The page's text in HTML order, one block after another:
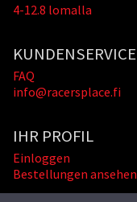
4-12.8 lomalla
KUNDENSERVICE
FAQ
info@racersplace.fi
IHR PROFIL
Einloggen
Bestellungen ansehen